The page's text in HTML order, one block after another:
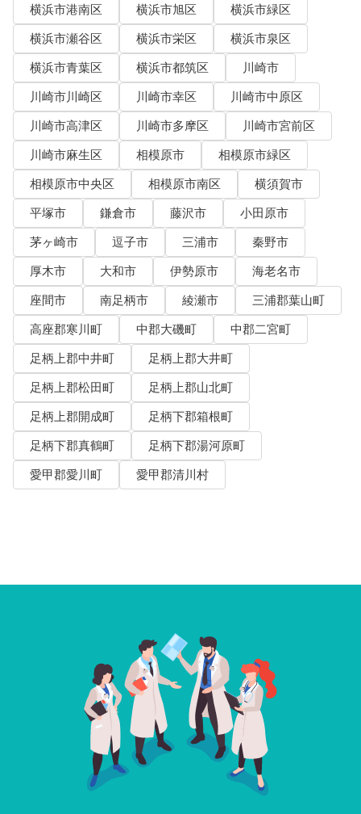
横浜市港南区
横浜市旭区
横浜市緑区
横浜市瀬谷区
横浜市栄区
横浜市泉区
横浜市青葉区
横浜市都筑区
川崎市
川崎市川崎区
川崎市幸区
川崎市中原区
川崎市高津区
川崎市多摩区
川崎市宮前区
川崎市麻生区
相模原市
相模原市緑区
相模原市中央区
相模原市南区
横須賀市
平塚市
鎌倉市 藤沢市
小田原市
茅ヶ崎市
逗子市 三浦市
秦野市
厚木市
大和市 伊勢原市
海老名市
座間市
南足柄市 綾瀬市
三浦郡葉山町
高座郡寒川町
中郡大磯町
中郡二宮町
足柄上郡中井町
足柄上郡大井町
足柄上郡松田町
足柄上郡山北町
足柄上郡開成町
足柄下郡箱根町
足柄下郡真鶴町
足柄下郡湯河原町
愛甲郡愛川町
愛甲郡清川村